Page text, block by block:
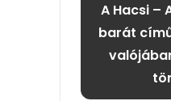
A Hacsi –
barát